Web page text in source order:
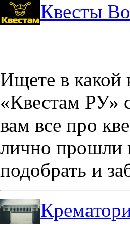
Квесты
Ищете в какой
«Квестам РУ»
вам все про
лично прошли
подобрать и